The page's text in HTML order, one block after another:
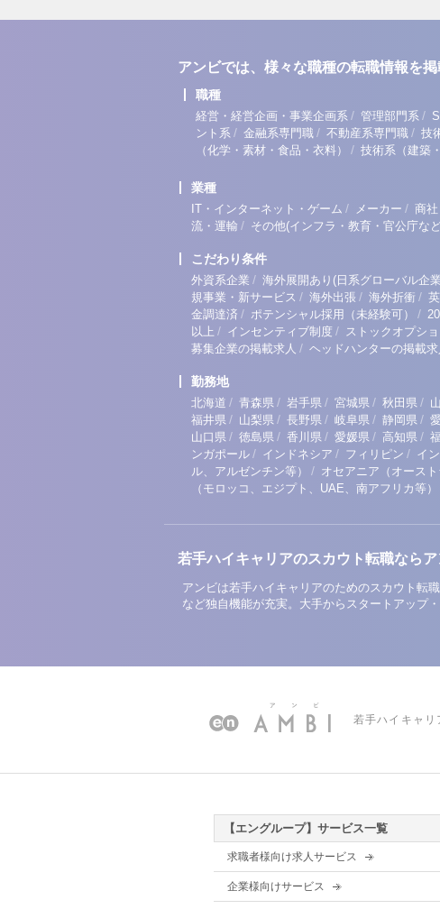
アンビでは、様々な職種の転職情報を掲
職種
経営・経営企画・事業企画系 / 管理部門系 /
ント系 / 金融系専門職 / 不動産系専門職 / 技
（化学・素材・食品・衣料）
/ 技術系（建築
業種
IT・インターネット・ゲーム / メーカー / 商社
流・運輸 / その他(インフラ・教育・官公庁な
こだわり条件
外資系企業 / 海外展開あり(日系グローバル企
規事業・新サービス / 海外出張 / 海外折衝 /
金調達済 / ポテンシャル採用（未経験可） /
以上 / インセンティブ制度 / ストックオプシ
募集企業の掲載求人 / ヘッドハンターの掲載求
勤務地
北海道 / 青森県 / 岩手県 / 宮城県 / 秋田県 /
福井県 / 山梨県 / 長野県 / 岐阜県 / 静岡県 /
山口県 / 徳島県 / 香川県 / 愛媛県 / 高知県 /
ンガポール / インドネシア / フィリピン / イ
ル、アルゼンチン等）
/ オセアニア（オース
（モロッコ、エジプト、UAE、南アフリカ等）
若手ハイキャリアのスカウト転職なら
アンビは若手ハイキャリアのためのスカウト転
など独自機能が充実。大手からスタートアップ
若手ハイキャリ
【エングループ】サービス一覧
求職者様向け求人サービス
企業様向けサービス